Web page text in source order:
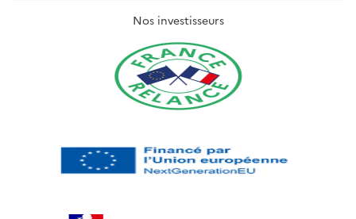
Nos investisseurs